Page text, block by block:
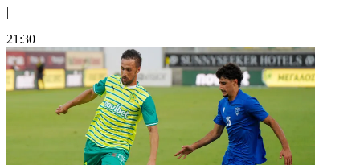
|
21:30